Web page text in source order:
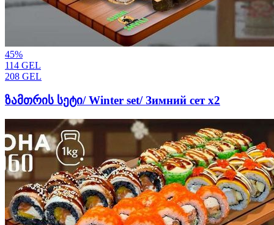
45%
114 GEL
208 GEL
ზამთრის სეტი/ Winter set/ Зимний сет х2